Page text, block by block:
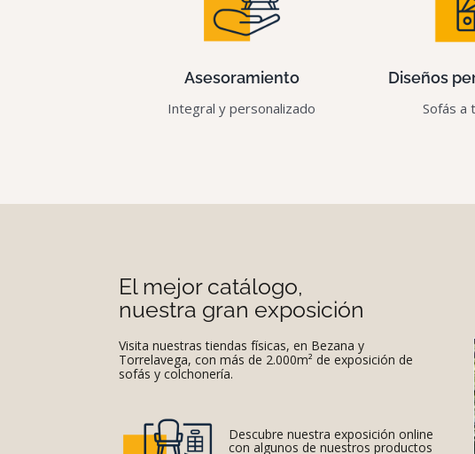
Asesoramiento
Integral y personalizado
Diseños
Sofás a
El mejor catálogo,
nuestra gran exposición
Visita nuestras tiendas físicas, en Bezana y
Torrelavega, con más de 2.000m² de exposición de
sofás y colchonería.
Descubre nuestra exposición online
con algunos de nuestros productos